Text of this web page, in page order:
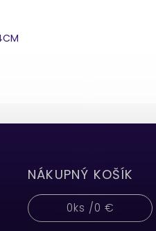
NÁKUPNÝ KOŠÍK
0ks /0 €